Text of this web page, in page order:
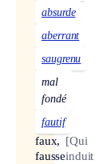
absurde
aberrant
saugrenu
mal
fondé
fautif
faux,
fausse
[Qui
induit